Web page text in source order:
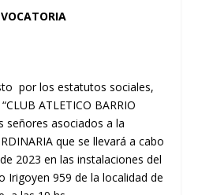
por los estatutos sociales,
ATLETICO BARRIO
señores asociados a la
que se llevará a cabo
2023 en las instalaciones del
Irigoyen 959 de la localidad de